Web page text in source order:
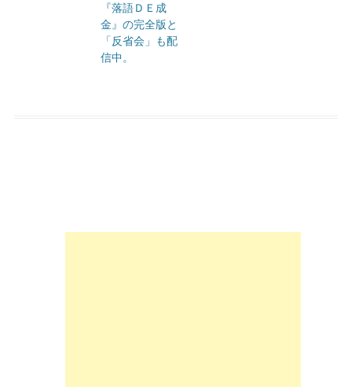
『落語ＤＥ成
金』の完全版と
「反省会」も配
信中。